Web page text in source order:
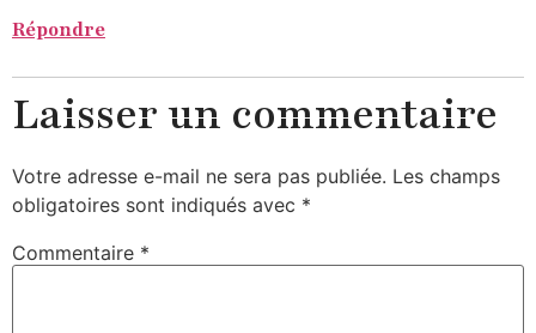
Répondre
Laisser un commentaire
Votre adresse e-mail ne sera pas publiée. Les champs
obligatoires sont indiqués avec *
Commentaire *